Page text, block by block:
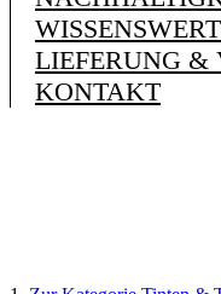
LIEFERUNG &
KONTAKT